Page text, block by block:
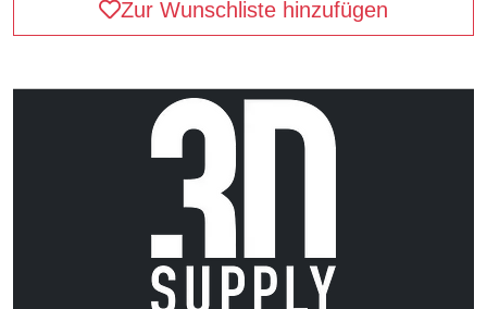
Zur Wunschliste hinzufügen